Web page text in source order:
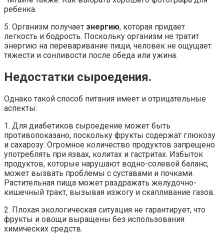
ребенка.
5. Организм получает энергию, которая придает
легкость и бодрость. Поскольку организм не тратит
энергию на переваривание пищи, человек не ощущает
тяжести и сонливости после обеда или ужина.
Недостатки сыроедения.
Однако такой способ питания имеет и отрицательные
аспекты:
1. Для диабетиков сыроедение может быть
противопоказано, поскольку фрукты содержат глюкозу
и сахарозу. Огромное количество продуктов запрещено
употреблять при язвах, колитах и гастритах. Избыток
продуктов, которые нарушают водно-солевой баланс,
может вызвать проблемы с суставами и почками.
Растительная пища может раздражать желудочно-
кишечный тракт, вызывая изжогу и скапливание газов.
2. Плохая экологическая ситуация не гарантирует, что
фрукты и овощи выращены без использования
химических средств.